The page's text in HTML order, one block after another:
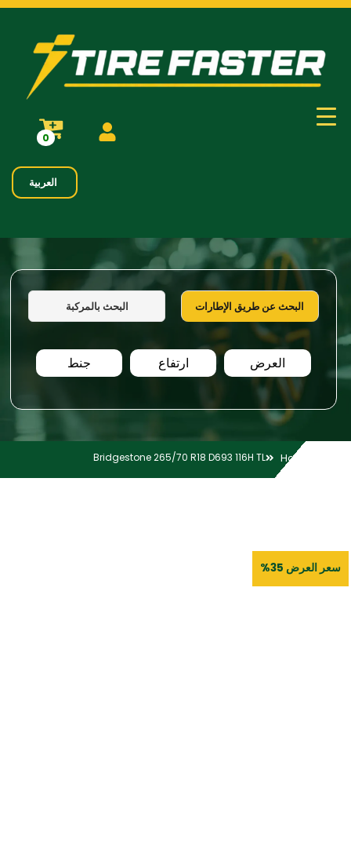
0
العربية
البحث عن طريق الإطارات البحث بالمركبة
العرض ارتفاع جنط
Home
Bridgestone 265/70 R18 D693 116H TL
سعر العرض 35%